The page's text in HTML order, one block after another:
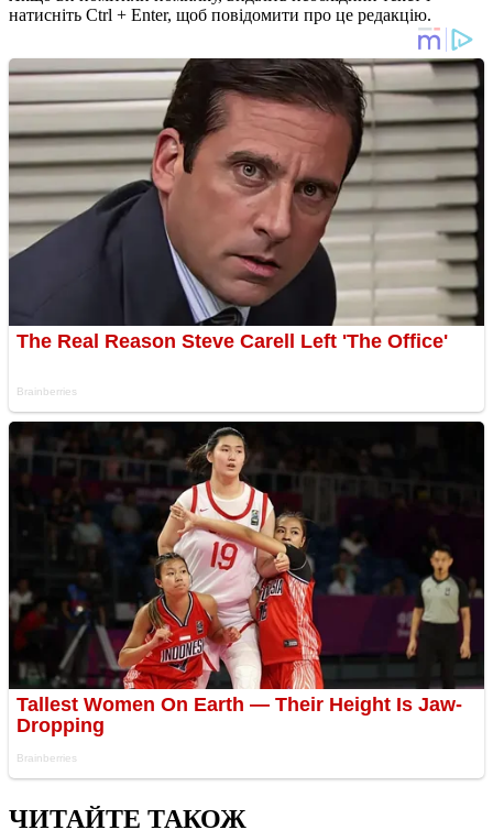
натисніть Ctrl + Enter, щоб повідомити про це редакцію.
ЧИТАЙТЕ ТАКОЖ